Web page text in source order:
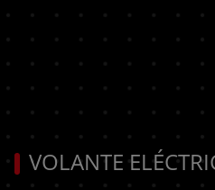
VOLANTE